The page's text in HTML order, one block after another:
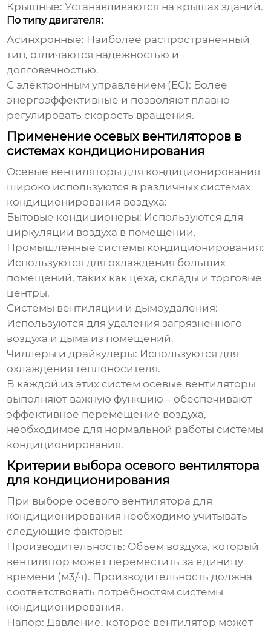
Крышные: Устанавливаются на крышах зданий.
По типу двигателя:
Асинхронные: Наиболее распространенный
тип, отличаются надежностью и
долговечностью.
С электронным управлением (EC): Более
энергоэффективные и позволяют плавно
регулировать скорость вращения.
Применение осевых вентиляторов в
системах кондиционирования
Осевые вентиляторы для кондиционирования
широко используются в различных системах
кондиционирования воздуха:
Бытовые кондиционеры: Используются для
циркуляции воздуха в помещении.
Промышленные системы кондиционирования:
Используются для охлаждения больших
помещений, таких как цеха, склады и торговые
центры.
Системы вентиляции и дымоудаления:
Используются для удаления загрязненного
воздуха и дыма из помещений.
Чиллеры и драйкулеры: Используются для
охлаждения теплоносителя.
В каждой из этих систем осевые вентиляторы
выполняют важную функцию – обеспечивают
эффективное перемещение воздуха,
необходимое для нормальной работы системы
кондиционирования.
Критерии выбора осевого вентилятора
для кондиционирования
При выборе осевого вентилятора для
кондиционирования необходимо учитывать
следующие факторы:
Производительность: Объем воздуха, который
вентилятор может переместить за единицу
времени (м3/ч). Производительность должна
соответствовать потребностям системы
кондиционирования.
Напор: Давление, которое вентилятор может